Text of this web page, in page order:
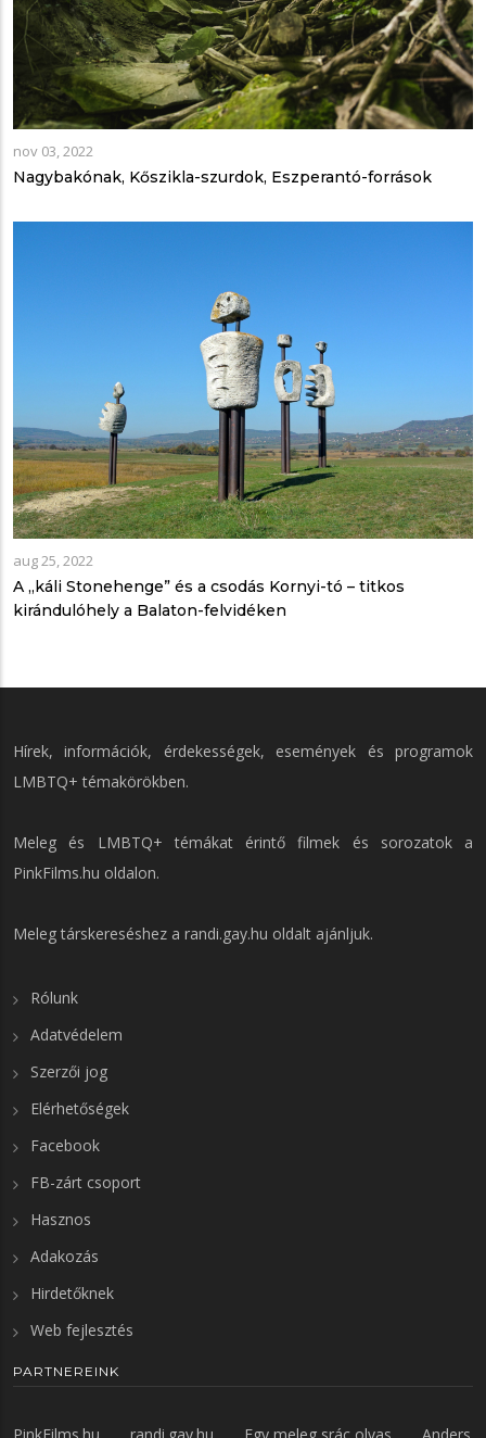
nov 03, 2022
Nagybakónak, Kőszikla-szurdok, Eszperantó-források
aug 25, 2022
A „káli Stonehenge” és a csodás Kornyi-tó – titkos
kirándulóhely a Balaton-felvidéken
Hírek, információk, érdekességek, események és programok
LMBTQ+ témakörökben.
Meleg és LMBTQ+ témákat érintő filmek és sorozatok a
PinkFilms.hu oldalon.
Meleg társkereséshez a randi.gay.hu oldalt ajánljuk.
Rólunk
Adatvédelem
Szerzői jog
Elérhetőségek
Facebook
FB-zárt csoport
Hasznos
Adakozás
Hirdetőknek
Web fejlesztés
PARTNEREINK